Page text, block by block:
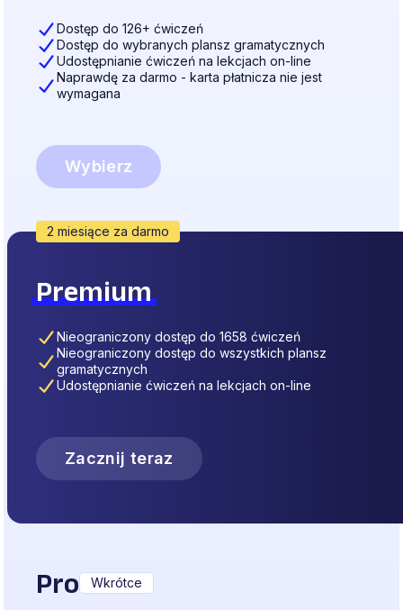
Dostęp do 126+ ćwiczeń
Dostęp do wybranych plansz gramatycznych
Udostępnianie ćwiczeń na lekcjach on-line
Naprawdę za darmo - karta płatnicza nie jest
wymagana
Wybierz
2 miesiące za darmo
Premium
Nieograniczony dostęp do 1658 ćwiczeń
Nieograniczony dostęp do wszystkich plansz
gramatycznych
Udostępnianie ćwiczeń na lekcjach on-line
Zacznij teraz
Pro Wkrótce